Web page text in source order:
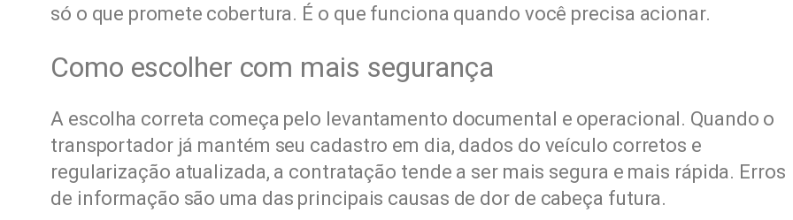
só o que promete cobertura. É o que funciona quando você precisa acionar.
Como escolher com mais segurança
A escolha correta começa pelo levantamento documental e operacional. Quando o
transportador já mantém seu cadastro em dia, dados do veículo corretos e
regularização atualizada, a contratação tende a ser mais segura e mais rápida. Erros
de informação são uma das principais causas de dor de cabeça futura.